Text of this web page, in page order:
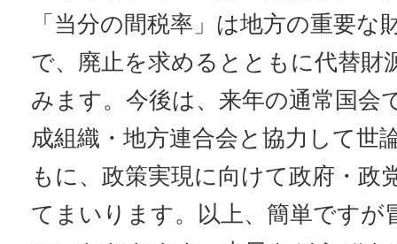
「当分の間税率」は地方の重要な
で、廃止を求めるとともに代替財
みます。今後は、来年の通常国会
成組織・地方連合会と協力して世
もに、政策実現に向けて政府・政
てまいります。以上、簡単ですが